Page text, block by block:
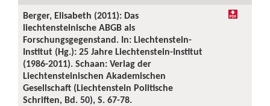
Berger, Elisabeth (2011): Das
liechtensteinische ABGB als
Forschungsgegenstand. In: Liechtenstein-
Institut (Hg.): 25 Jahre Liechtenstein-Institut
(1986-2011). Schaan: Verlag der
Liechtensteinischen Akademischen
Gesellschaft (Liechtenstein Politische
Schriften, Bd. 50), S. 67-78.